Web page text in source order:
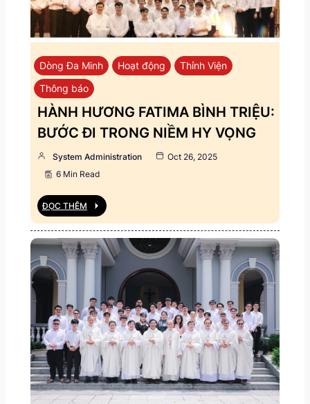
Dòng Đa Minh Hoạt động
Thỉnh Viện
Thông báo
HÀNH HƯƠNG FATIMA BÌNH TRIỆU:
BƯỚC ĐI TRONG NIỀM HY VỌNG
System Administration
Oct 26, 2025
6 Min Read
ĐỌC THÊM